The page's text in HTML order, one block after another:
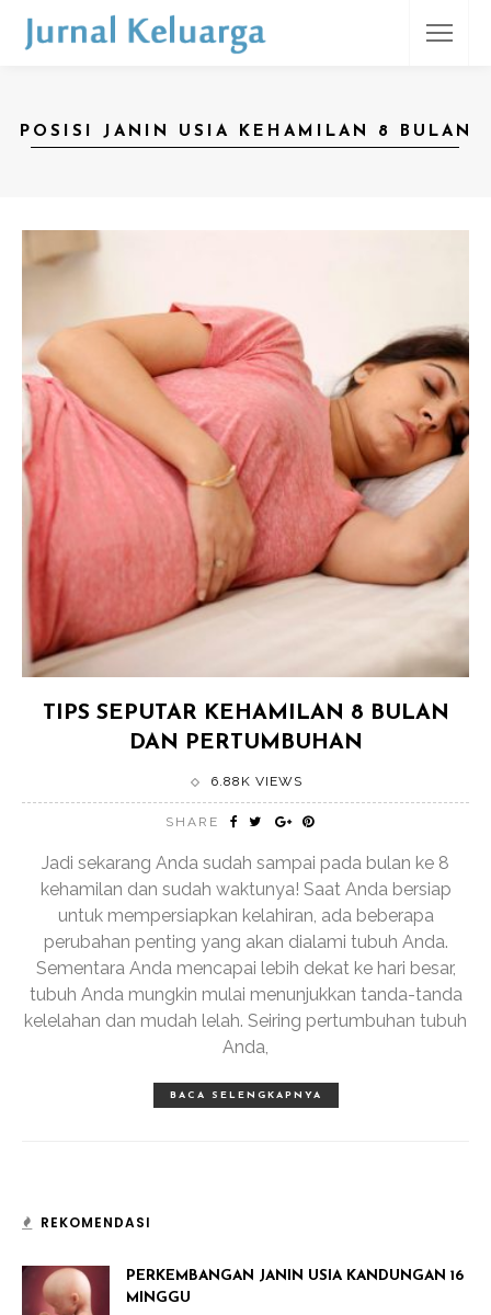
POSISI JANIN USIA KEHAMILAN 8 BULAN
TIPS SEPUTAR KEHAMILAN 8 BULAN
DAN PERTUMBUHAN
6.88K VIEWS
SHARE
Jadi sekarang Anda sudah sampai pada bulan ke 8
kehamilan dan sudah waktunya! Saat Anda bersiap
untuk mempersiapkan kelahiran, ada beberapa
perubahan penting yang akan dialami tubuh Anda.
Sementara Anda mencapai lebih dekat ke hari besar,
tubuh Anda mungkin mulai menunjukkan tanda-tanda
kelelahan dan mudah lelah. Seiring pertumbuhan tubuh
Anda,
BACA SELENGKAPNYA
REKOMENDASI
PERKEMBANGAN JANIN USIA KANDUNGAN 16
MINGGU